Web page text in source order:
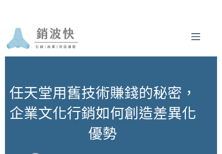
主
要
任天堂用舊技術賺錢的秘密，
企業文化行銷如何創造差異化
優勢